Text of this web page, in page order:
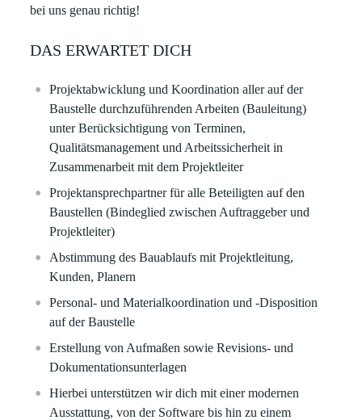
bei uns genau richtig!
DAS ERWARTET DICH
Projektabwicklung und Koordination aller auf der
Baustelle durchzuführenden Arbeiten (Bauleitung)
unter Berücksichtigung von Terminen,
Qualitätsmanagement und Arbeitssicherheit in
Zusammenarbeit mit dem Projektleiter
Projektansprechpartner für alle Beteiligten auf den
Baustellen (Bindeglied zwischen Auftraggeber und
Projektleiter)
Abstimmung des Bauablaufs mit Projektleitung,
Kunden, Planern
Personal- und Materialkoordination und -Disposition
auf der Baustelle
Erstellung von Aufmaßen sowie Revisions- und
Dokumentationsunterlagen
Hierbei unterstützen wir dich mit einer modernen
Ausstattung, von der Software bis hin zu einem